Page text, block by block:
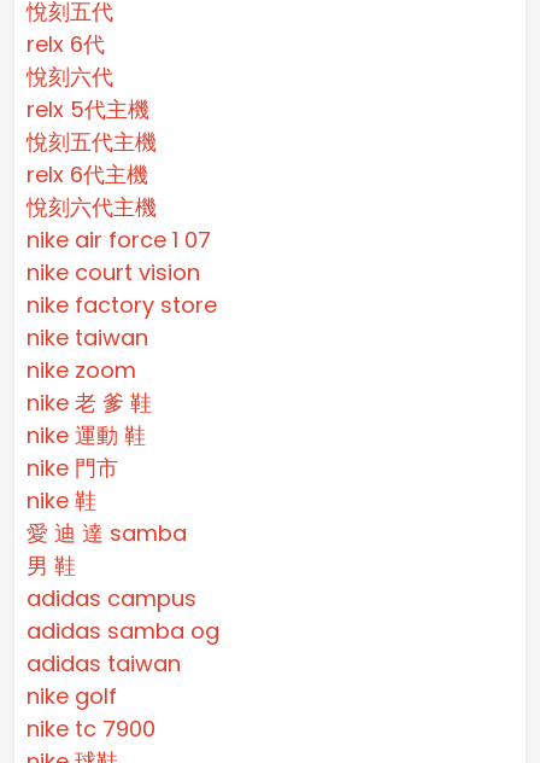
悅刻五代
relx 6代
悅刻六代
relx 5代主機
悅刻五代主機
relx 6代主機
悅刻六代主機
nike air force 1 07
nike court vision
nike factory store
nike taiwan
nike zoom
nike 老 爹 鞋
nike 運動 鞋
nike 門市
nike 鞋
愛 迪 達 samba
男 鞋
adidas campus
adidas samba og
adidas taiwan
nike golf
nike tc 7900